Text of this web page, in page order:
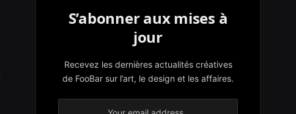
S’abonner aux mises à
jour
Recevez les dernières actualités créatives
de FooBar sur l’art, le design et les affaires.